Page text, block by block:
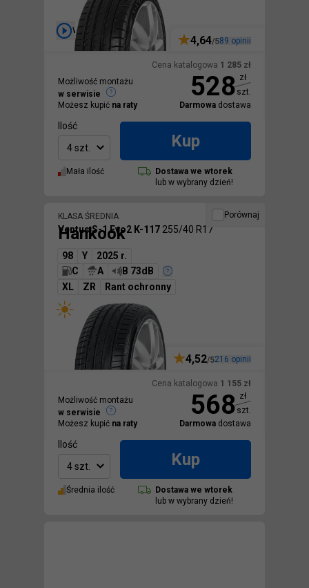
Wideo
Cena katalogowa 1 285 zł
528 zł
szt.
Darmowa dostawa
4,64/589 opinii
Możliwość montażu
w serwisie
Możesz kupić na raty
Ilość
4 szt.
Kup
Mała ilość Dostawa we wtorek
lub w wybrany dzień!
Porównaj
KLASA ŚREDNIA
Hankook
Ventus S-1 Evo2 K-117 255/40 R17
98 Y
2025 r.
C
A
B 73dB
XL
ZR Rant ochronny
Cena katalogowa 1 155 zł
568 zł
szt.
Darmowa dostawa
4,52/5216 opinii
Możliwość montażu
w serwisie
Możesz kupić na raty
Ilość
4 szt.
Kup
Średnia ilość Dostawa we wtorek
lub w wybrany dzień!